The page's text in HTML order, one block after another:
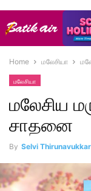
Home மலேசியா
மலேசியா
மலேசிய
சாதனை
By Selvi